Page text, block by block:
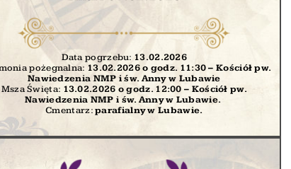
Data pogrzebu: 13.02.2026
pożegnalna: 13.02.2026 o godz. 11:30 – Kościół pw.
Nawiedzenia NMP i św. Anny w Lubawie
Msza Święta: 13.02.2026 o godz. 12:00– Kościół pw.
Nawiedzenia NMP i św. Anny w Lubawie.
Cmentarz:parafialny w Lubawie.